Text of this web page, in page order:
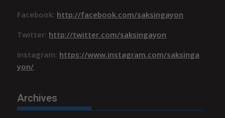
Facebook: http://facebook.com/saksingayon
Twitter: http://twitter.com/saksingayon
Instagram: https://www.instagram.com/saksinga
yon/
Archives